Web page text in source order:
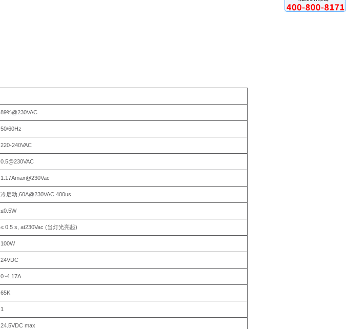
89%@230VAC
50/60Hz
220-240VAC
0.5@230VAC
1.17Amax@230Vac
冷启动 ,60A@230VAC 400us
≤0.5W
≤ 0.5 s, at230Vac (当灯光亮起)
100W
24VDC
0~4.17A
65K
1
24.5VDC max